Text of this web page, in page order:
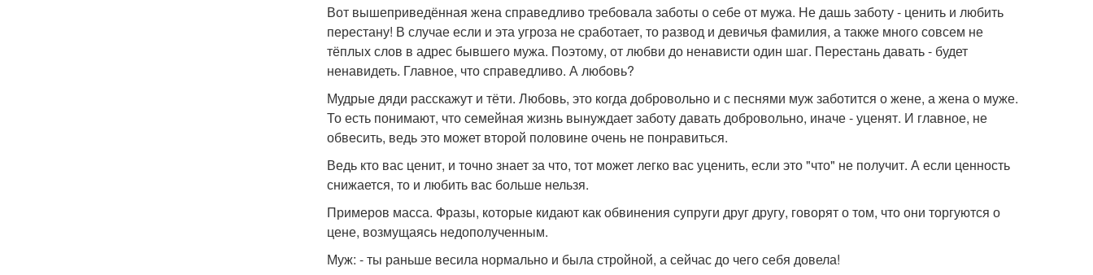
Вот вышеприведённая жена справедливо требовала заботы о себе от мужа. Не дашь заботу - ценить и любить
перестану! В случае если и эта угроза не сработает, то развод и девичья фамилия, а также много совсем не
тёплых слов в адрес бывшего мужа. Поэтому, от любви до ненависти один шаг. Перестань давать - будет
ненавидеть. Главное, что справедливо. А любовь?
Мудрые дяди расскажут и тёти. Любовь, это когда добровольно и с песнями муж заботится о жене, а жена о муже.
То есть понимают, что семейная жизнь вынуждает заботу давать добровольно, иначе - уценят. И главное, не
обвесить, ведь это может второй половине очень не понравиться.
Ведь кто вас ценит, и точно знает за что, тот может легко вас уценить, если это "что" не получит. А если ценность
снижается, то и любить вас больше нельзя.
Примеров масса. Фразы, которые кидают как обвинения супруги друг другу, говорят о том, что они торгуются о
цене, возмущаясь недополученным.
Муж: - ты раньше весила нормально и была стройной, а сейчас до чего себя довела!